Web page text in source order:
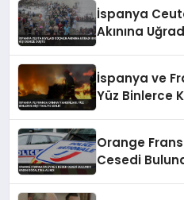
İspanya
Akınına
İspanya ve
Yüz Binlerce
Orange
Cesedi